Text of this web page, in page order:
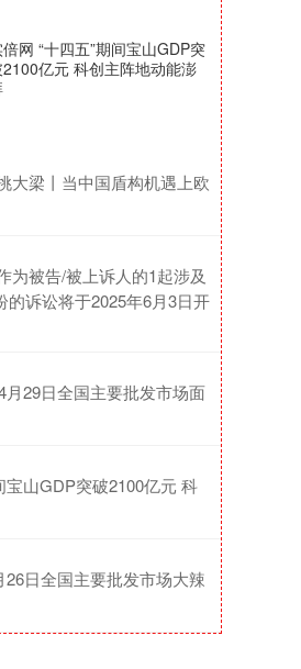
倍网 “十四五”期间宝山GDP突
亿元 科创主阵地动能澎
大梁丨当中国盾构机遇上欧
为被告/被上诉人的1起涉及
诉讼将于2025年6月3日开
月29日全国主要批发市场面
宝山GDP突破2100亿元 科
26日全国主要批发市场大辣